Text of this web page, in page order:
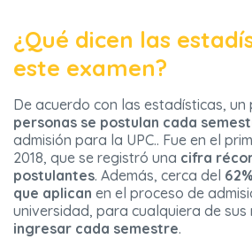
¿Qué dicen las
este examen?
De acuerdo con las estadísticas, un
personas se postulan cada
admisión para la UPC.. Fue en el
2018, que se registró una cifra
postulantes. Además, cerca del
que aplican en el proceso de
universidad, para cualquiera de sus
ingresar cada semestre.